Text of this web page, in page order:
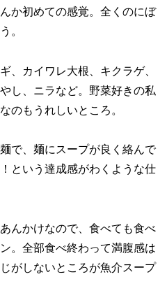
か初めての感覚。全くのにぼ
。
、カイワレ大根、キクラゲ、
し、ニラなど。野菜好きの私
のもうれしいところ。
で、麺にスープが良く絡んで
という達成感がわくような仕
んかけなので、食べても食べ
。全部食べ終わって満腹感は
がしないところが魚介スープ